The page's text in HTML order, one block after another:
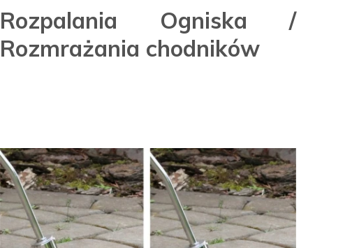
Rozpalania Ogniska /
Rozmrażania chodników